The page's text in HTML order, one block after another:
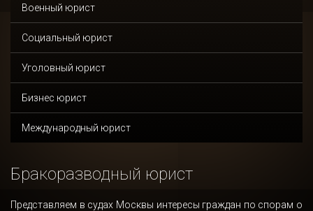
Военный юрист
Социальный юрист
Уголовный юрист
Бизнес юрист
Международный юрист
Бракоразводный юрист
Представляем в судах Москвы интересы граждан по спорам о